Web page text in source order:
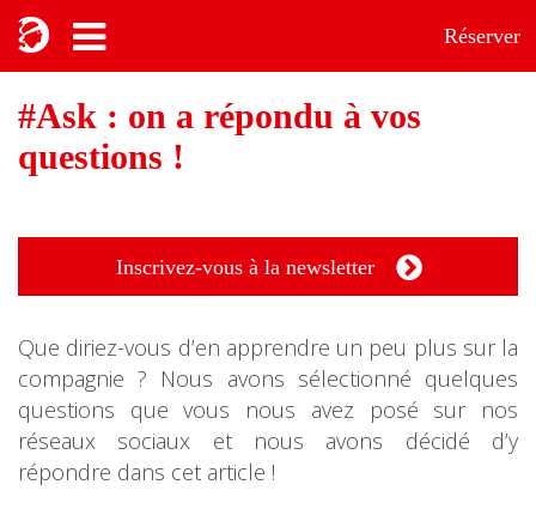
Réserver
#Ask : on a répondu à vos
questions !
Inscrivez-vous à la newsletter
Que diriez-vous d’en apprendre un peu plus sur la
compagnie ? Nous avons sélectionné quelques
questions que vous nous avez posé sur nos
réseaux sociaux et nous avons décidé d’y
répondre dans cet article !